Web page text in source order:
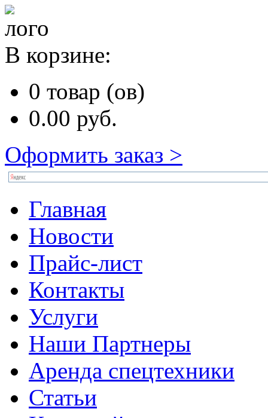
В корзине:
0 товар (ов)
0.00 руб.
Оформить заказ >
Главная
Новости
Прайс-лист
Контакты
Услуги
Наши Партнеры
Аренда спецтехники
Статьи